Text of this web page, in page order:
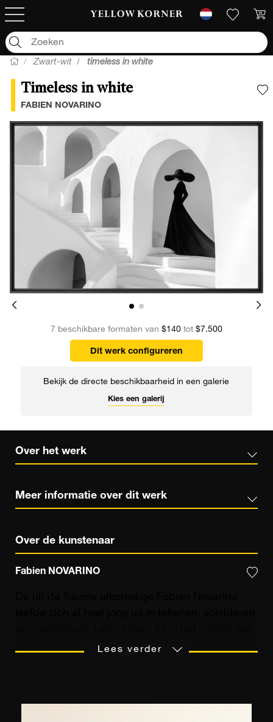
Zwart-wit timeless in white
Timeless in white
FABIEN NOVARINO
7 beschikbare formaten van $140 tot $7.500
Dit werk configureren
Bekijk de directe beschikbaarheid in een galerie
Kies een galerij
Over het werk
Meer informatie over dit werk
Over de kunstenaar
Fabien NOVARINO
Frankrijk terecht, waar hij sterk beïnvloed raakte
Lees verder